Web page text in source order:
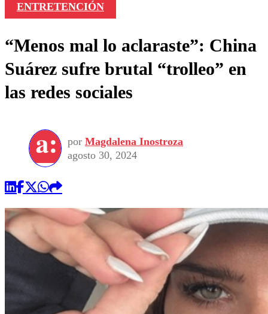
ENTRETENCIÓN
“Menos mal lo aclaraste”: China
Suárez sufre brutal “trolleo” en
las redes sociales
por Magdalena Inostroza
agosto 30, 2024